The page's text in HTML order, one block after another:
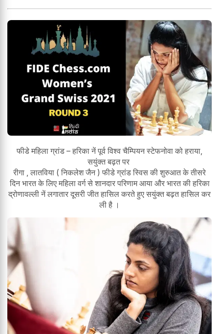
फीडे महिला ग्रांड – हरिका नें पूर्व विश्व चैम्पियन स्टेफनोवा को हराया,
सयुंक्त बढ़त पर
रीगा , लातविया ( निकलेश जैन ) फीडे ग्रांड स्विस की शुरुआत के तीसरे
दिन भारत के लिए महिला वर्ग से शानदार परिणाम आया और भारत की हरिका
द्रोणावल्ली नें लगातार दूसरी जीत हासिल करते हुए सयुंक्त बढ़त हासिल कर
ली है ।